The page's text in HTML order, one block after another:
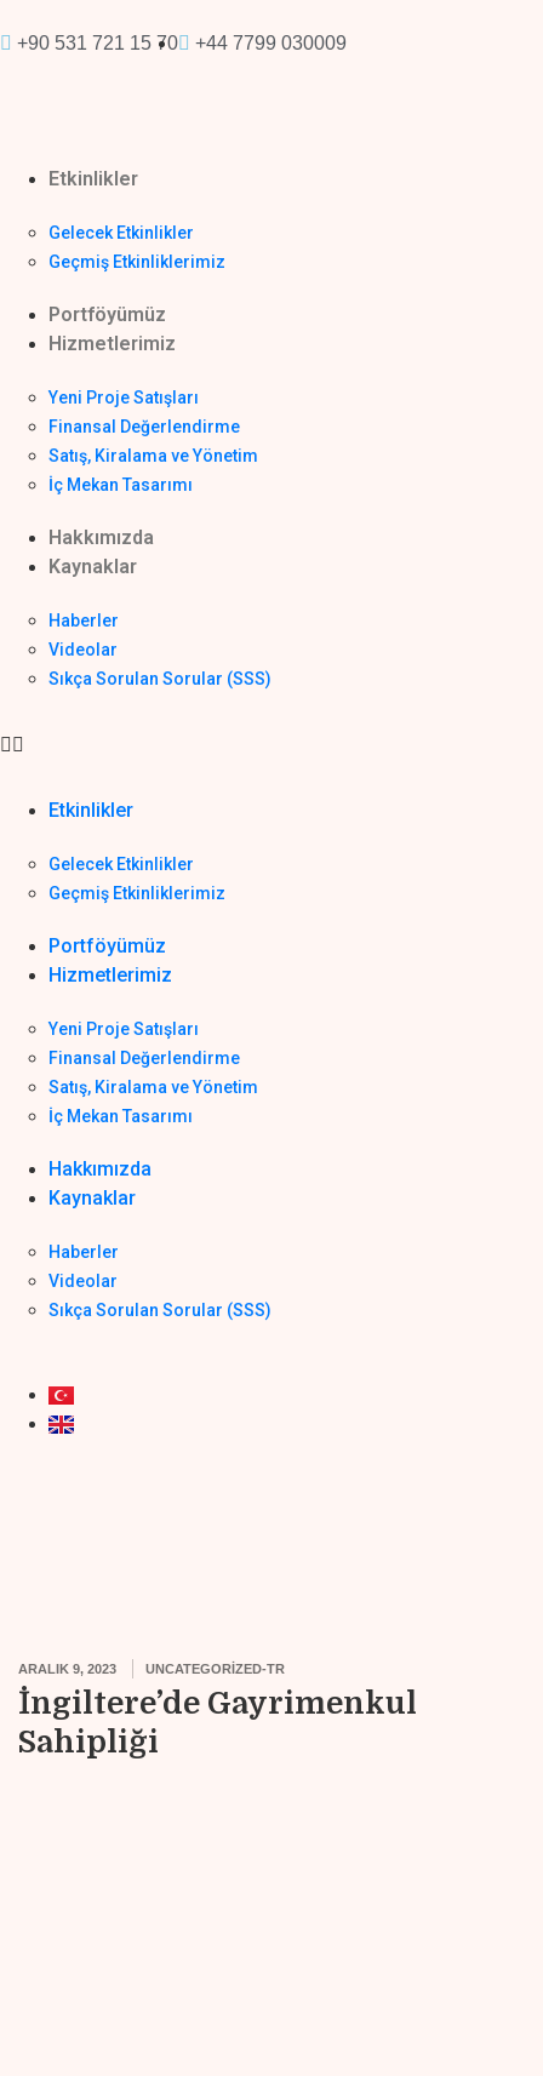
+90 531 721 15 70 +44 7799 030009
Etkinlikler
Gelecek Etkinlikler
Geçmiş Etkinliklerimiz
Portföyümüz
Hizmetlerimiz
Yeni Proje Satışları
Finansal Değerlendirme
Satış, Kiralama ve Yönetim
İç Mekan Tasarımı
Hakkımızda
Kaynaklar
Haberler
Videolar
Sıkça Sorulan Sorular (SSS)
Etkinlikler
Gelecek Etkinlikler
Geçmiş Etkinliklerimiz
Portföyümüz
Hizmetlerimiz
Yeni Proje Satışları
Finansal Değerlendirme
Satış, Kiralama ve Yönetim
İç Mekan Tasarımı
Hakkımızda
Kaynaklar
Haberler
Videolar
Sıkça Sorulan Sorular (SSS)
ARALIK 9, 2023 UNCATEGORIZED-TR
İngiltere’de Gayrimenkul
Sahipliği